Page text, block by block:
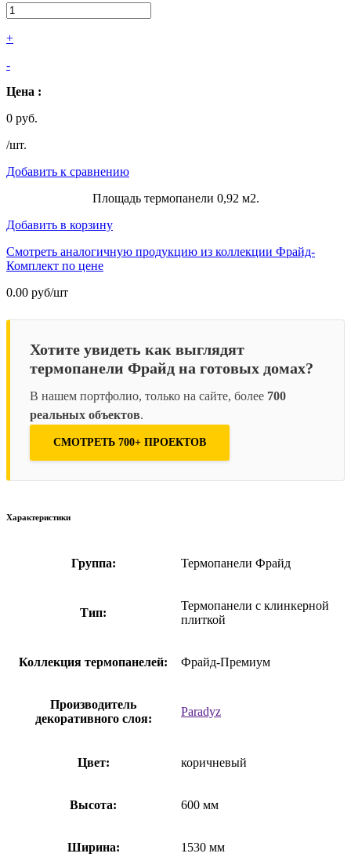
+
-
Цена :
0 руб.
/шт.
Добавить к сравнению
Площадь термопанели 0,92 м2.
Добавить в корзину
Смотреть аналогичную продукцию из коллекции Фрайд-
Комплект по цене
0.00 руб/шт
Хотите увидеть как выглядят
термопанели Фрайд на готовых домах?
В нашем портфолио, только на сайте, более 700
реальных объектов.
СМОТРЕТЬ 700+ ПРОЕКТОВ
Характеристики
Группа: Термопанели Фрайд
Тип:
Термопанели с клинкерной
плиткой
Коллекция термопанелей: Фрайд-Премиум
Производитель
декоративного слоя:
Paradyz
Цвет: коричневый
Высота: 600 мм
Ширина: 1530 мм